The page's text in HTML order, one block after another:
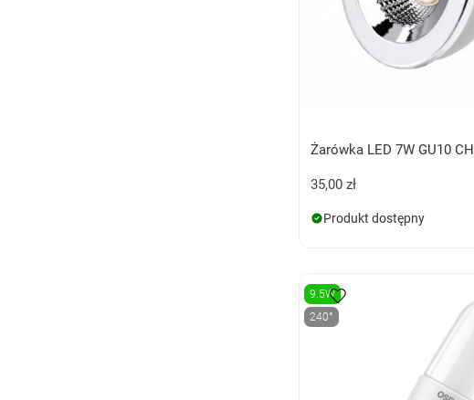
Żarówka LED 7W GU10 CH
35,00 zł
Produkt dostępny
9.5W
240°